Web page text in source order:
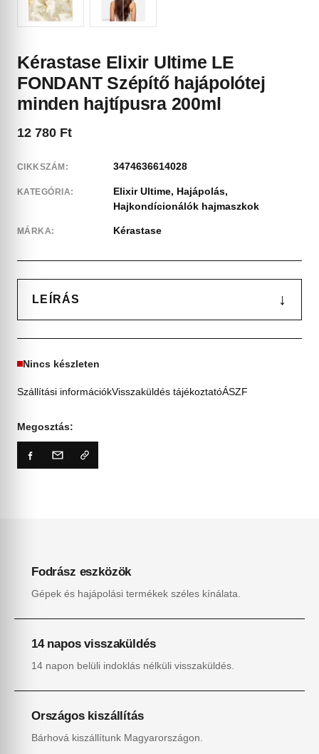
Kérastase Elixir Ultime LE
FONDANT Szépítő hajápolótej
minden hajtípusra 200ml
12 780 Ft
CIKKSZÁM: 3474636614028
KATEGÓRIA: Elixir Ultime, Hajápolás,
Hajkondícionálók hajmaszkok
MÁRKA: Kérastase
LEÍRÁS ↓
Nincs készleten
Szállítási információkVisszaküldés tájékoztatóÁSZF
Megosztás:
Fodrász eszközök
Gépek és hajápolási termékek széles kínálata.
14 napos visszaküldés
14 napon belüli indoklás nélküli visszaküldés.
Országos kiszállítás
Bárhová kiszállítunk Magyarországon.